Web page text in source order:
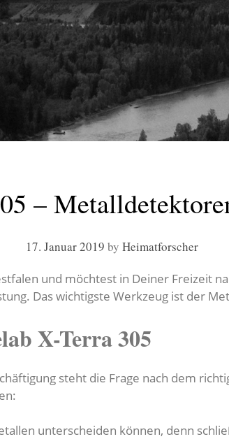
–
17. Januar 2019 by Heimatforscher
und möchtest in Deiner Freizeit
Das wichtigste Werkzeug ist der
X-Terra 305
steht die Frage nach dem
unterscheiden können, denn